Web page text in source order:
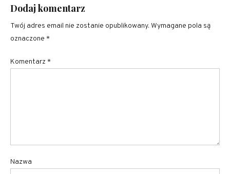
Dodaj komentarz
Twój adres email nie zostanie opublikowany. Wymagane pola są
oznaczone *
Komentarz *
Nazwa